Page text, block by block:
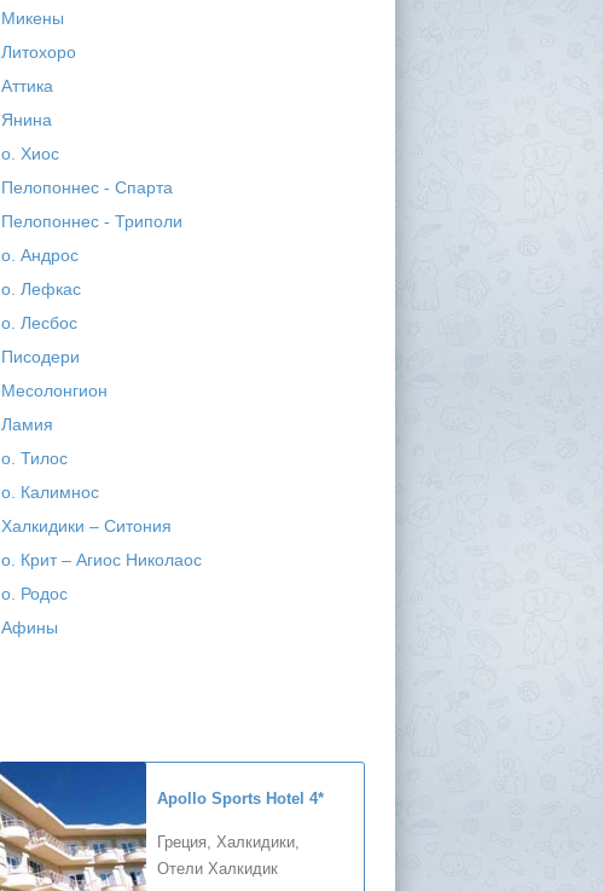
Микены
Литохоро
Аттика
Янина
о. Хиос
Пелопоннес - Спарта
Пелопоннес - Триполи
о. Андрос
о. Лефкас
о. Лесбос
Писодери
Месолонгион
Ламия
о. Тилос
о. Калимнос
Халкидики – Ситония
о. Крит – Агиос Николаос
о. Родос
Афины
Apollo Sports Hotel 4*
Греция, Халкидики,
Отели Халкидик